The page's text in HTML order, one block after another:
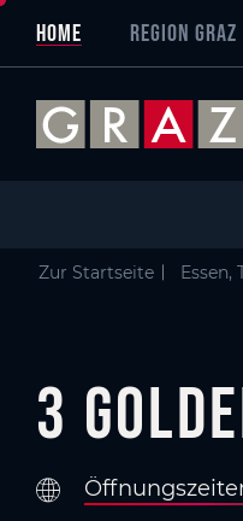
Skip to main content
Skip to table of contents
Skip to main navigation
Overview of All Content
3 Goldene Kugeln
Kriterien
Details
Bildergalerie
GenussHauptstadt Graz
HOME REGION GRAZ
Zur Startseite Essen,
3